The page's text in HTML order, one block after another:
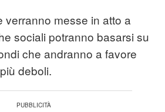
verranno messe in atto a
sociali potranno basarsi su
che andranno a favore
deboli.